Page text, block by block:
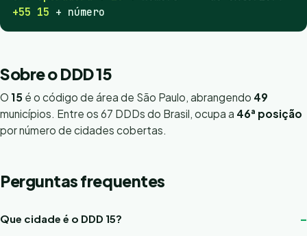
+55 15 + número
Sobre o DDD 15
O 15 é o código de área de São Paulo, abrangendo 49
municípios. Entre os 67 DDDs do Brasil, ocupa a 46ª posição
por número de cidades cobertas.
Perguntas frequentes
Que cidade é o DDD 15?